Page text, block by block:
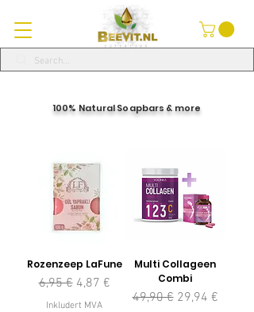
100% Natural Soapbars & more
Rozenzeep LaFune
Vanlig pris
6,95 € Salgspris
4,87 €
Inkludert MVA
Multi Collageen
Combi
Vanlig pris
49,90 € Salgspris
29,94 €